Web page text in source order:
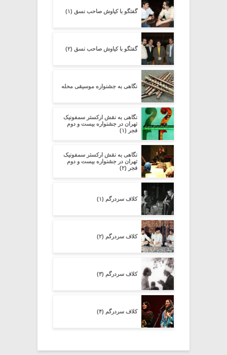
گفتگو با کیاوش صاحب نسق (۱)
گفتگو با کیاوش صاحب نسق (۲)
نگاهی به جشنواره موسیقی محله
نگاهی به نقش ارکستر سمفونیک
تهران در جشنواره بیست و دوم
فجر (۱)
نگاهی به نقش ارکستر سمفونیک
تهران در جشنواره بیست و دوم
فجر (۲)
کلاف سردرگم (۱)
کلاف سردرگم (۲)
کلاف سردرگم (۳)
کلاف سردرگم (۴)